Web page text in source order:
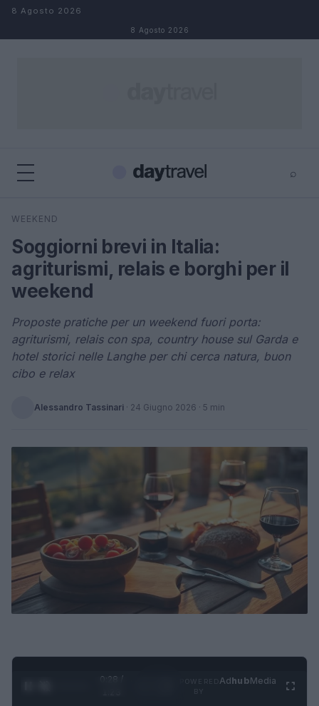
Salta al contenuto
8 Agosto 2026
8 Agosto 2026
⌕
Cerca
WEEKEND
Soggiorni brevi in Italia:
agriturismi, relais e borghi per il
weekend
Proposte pratiche per un weekend fuori porta:
agriturismi, relais con spa, country house sul Garda e
hotel storici nelle Langhe per chi cerca natura, buon
cibo e relax
Alessandro Tassinari · 24 Giugno 2026 · 5 min
0:29 /
AdhubMedia